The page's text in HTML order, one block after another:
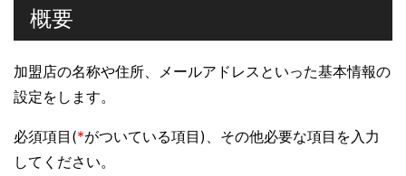
概要
加盟店の名称や住所、メールアドレスといった基本情報の
設定をします。
必須項目(*がついている項目)、その他必要な項目を入力
してください。